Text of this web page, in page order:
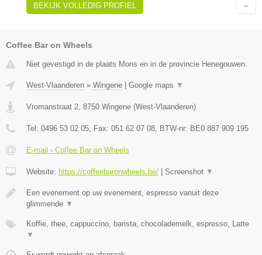
BEKIJK VOLLEDIG PROFIEL
Coffee Bar on Wheels
Niet gevestigd in de plaats Mons en in de provincie Henegouwen.
West-Vlaanderen » Wingene | Google maps ▼
Vromanstraat 2 8750 Wingene (West-Vlaanderen)
Tel: 0496 53 02 05 , Fax: 051 62 07 08 , BTW-nr: BE0 887 909 195
E-mail › Coffee Bar on Wheels
Website: https://coffeebaronwheels.be/ | Screenshot ▼
Een evenement op uw evenement, espresso vanuit deze
glimmende ▼
Koffie, thee, cappuccino, barista, chocolademelk, espresso, Latte
▼